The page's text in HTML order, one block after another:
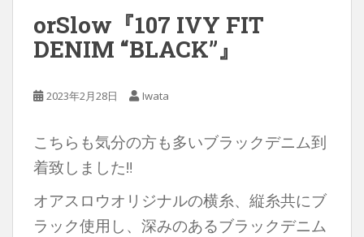
orSlow『107 IVY FIT
DENIM “BLACK”』
2023年2月28日 Iwata
こちらも気分の方も多いブラックデニム到
着致しました‼︎
オアスロウオリジナルの横糸、縦糸共にブ
ラック使用し、深みのあるブラックデニム